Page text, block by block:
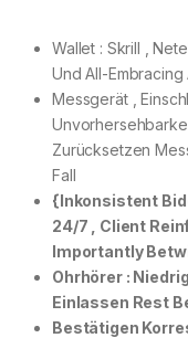
Wallet : Skrill ,
Und All-Embracing
Messgerät ,
Zurücksetzen
Fall
{Inkonsistent
24/7 , Client
Importantly
Ohrhörer :
Einlassen Rest
Bestätigen